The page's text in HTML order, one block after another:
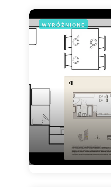
WYRÓŻNIONE